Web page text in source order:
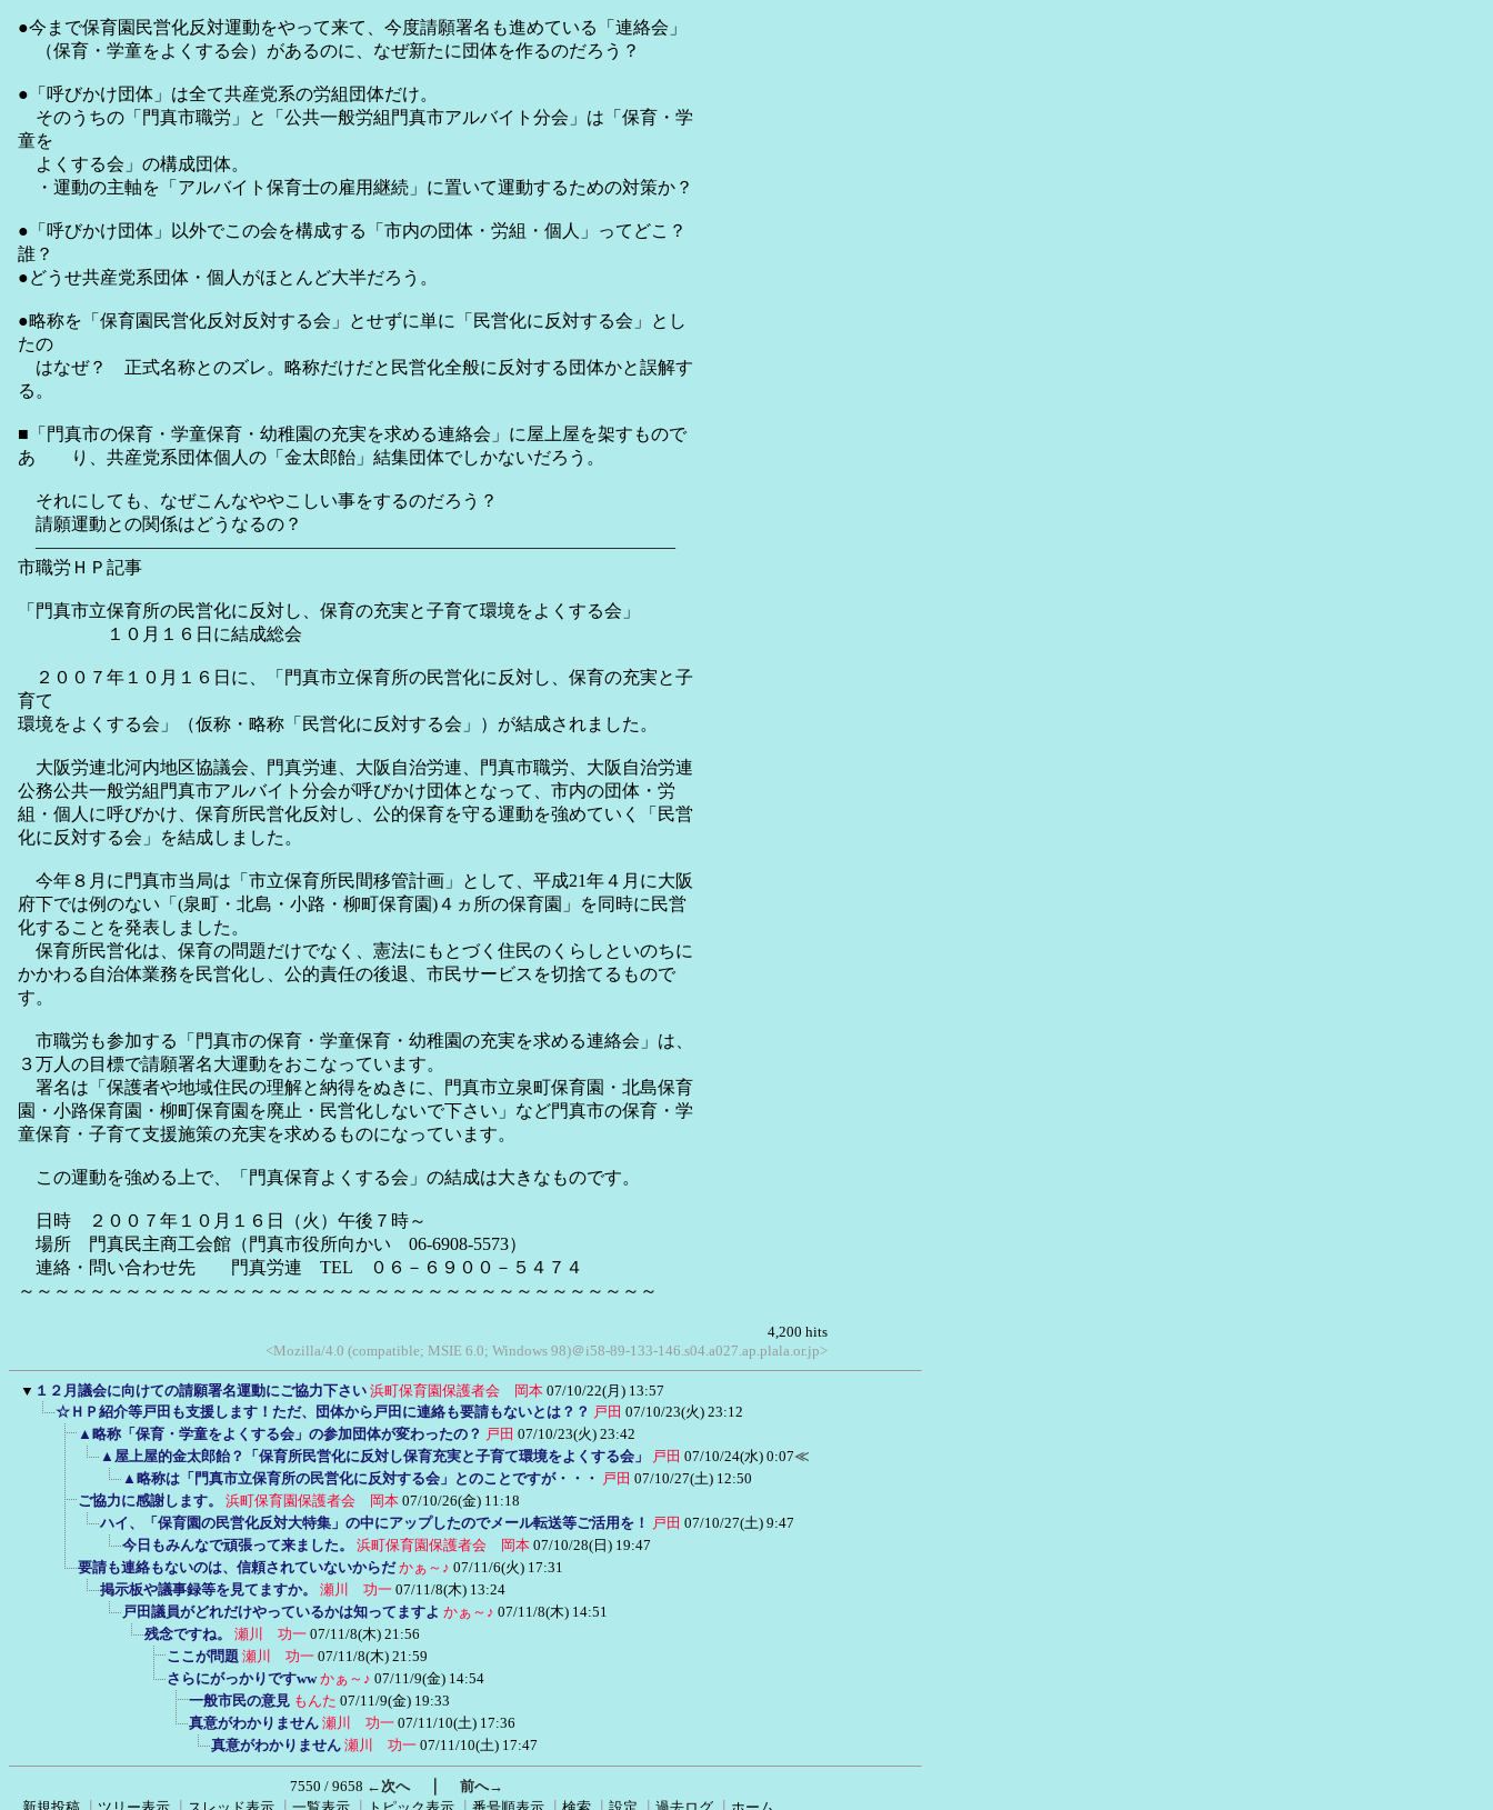
●今まで保育園民営化反対運動をやって来て、今度請願署名も進めている「連絡会」
（保育・学童をよくする会）があるのに、なぜ新たに団体を作るのだろう？
●「呼びかけ団体」は全て共産党系の労組団体だけ。
そのうちの「門真市職労」と「公共一般労組門真市アルバイト分会」は「保育・学
童を
よくする会」の構成団体。
・運動の主軸を「アルバイト保育士の雇用継続」に置いて運動するための対策か？
●「呼びかけ団体」以外でこの会を構成する「市内の団体・労組・個人」ってどこ？
誰？
●どうせ共産党系団体・個人がほとんど大半だろう。
●略称を「保育園民営化反対反対する会」とせずに単に「民営化に反対する会」とし
たの
はなぜ？ 正式名称とのズレ。略称だけだと民営化全般に反対する団体かと誤解す
る。
■「門真市の保育・学童保育・幼稚園の充実を求める連絡会」に屋上屋を架すもので
あ り、共産党系団体個人の「金太郎飴」結集団体でしかないだろう。
それにしても、なぜこんなややこしい事をするのだろう？
請願運動との関係はどうなるの？
――――――――――――――――――――――――――――――――――――
市職労ＨＰ記事
「門真市立保育所の民営化に反対し、保育の充実と子育て環境をよくする会」
１０月１６日に結成総会
２００７年１０月１６日に、「門真市立保育所の民営化に反対し、保育の充実と子
育て
環境をよくする会」（仮称・略称「民営化に反対する会」）が結成されました。
大阪労連北河内地区協議会、門真労連、大阪自治労連、門真市職労、大阪自治労連
公務公共一般労組門真市アルバイト分会が呼びかけ団体となって、市内の団体・労
組・個人に呼びかけ、保育所民営化反対し、公的保育を守る運動を強めていく「民営
化に反対する会」を結成しました。
今年８月に門真市当局は「市立保育所民間移管計画」として、平成21年４月に大阪
府下では例のない「(泉町・北島・小路・柳町保育園)４ヵ所の保育園」を同時に民営
化することを発表しました。
保育所民営化は、保育の問題だけでなく、憲法にもとづく住民のくらしといのちに
かかわる自治体業務を民営化し、公的責任の後退、市民サービスを切捨てるもので
す。
市職労も参加する「門真市の保育・学童保育・幼稚園の充実を求める連絡会」は、
３万人の目標で請願署名大運動をおこなっています。
署名は「保護者や地域住民の理解と納得をぬきに、門真市立泉町保育園・北島保育
園・小路保育園・柳町保育園を廃止・民営化しないで下さい」など門真市の保育・学
童保育・子育て支援施策の充実を求めるものになっています。
この運動を強める上で、「門真保育よくする会」の結成は大きなものです。
日時 ２００７年１０月１６日（火）午後７時～
場所 門真民主商工会館（門真市役所向かい 06-6908-5573）
連絡・問い合わせ先 門真労連 TEL ０６－６９００－５４７４
～～～～～～～～～～～～～～～～～～～～～～～～～～～～～～～～～～～～
4,200 hits
<Mozilla/4.0 (compatible; MSIE 6.0; Windows 98)＠i58-89-133-146.s04.a027.ap.plala.or.jp>
▼ １２月議会に向けての請願署名運動にご協力下さい 浜町保育園保護者会 岡本 07/10/22(月) 13:57
☆ＨＰ紹介等戸田も支援します！ただ、団体から戸田に連絡も要請もないとは？？ 戸田 07/10/23(火) 23:12
▲略称「保育・学童をよくする会」の参加団体が変わったの？ 戸田 07/10/23(火) 23:42
▲屋上屋的金太郎飴？「保育所民営化に反対し保育充実と子育て環境をよくする会」
戸田 07/10/24(水) 0:07≪
▲略称は「門真市立保育所の民営化に反対する会」とのことですが・・・ 戸田 07/10/27(土) 12:50
ご協力に感謝します。
浜町保育園保護者会 岡本 07/10/26(金) 11:18
ハイ、「保育園の民営化反対大特集」の中にアップしたのでメール転送等ご活用を！
戸田 07/10/27(土) 9:47
今日もみんなで頑張って来ました。
浜町保育園保護者会 岡本 07/10/28(日) 19:47
要請も連絡もないのは、信頼されていないからだ かぁ～♪ 07/11/6(火) 17:31
掲示板や議事録等を見てますか。
瀬川 功一 07/11/8(木) 13:24
戸田議員がどれだけやっているかは知ってますよ かぁ～♪ 07/11/8(木) 14:51
残念ですね。
瀬川 功一 07/11/8(木) 21:56
ここが問題 瀬川 功一 07/11/8(木) 21:59
さらにがっかりですww かぁ～♪ 07/11/9(金) 14:54
一般市民の意見 もんた 07/11/9(金) 19:33
真意がわかりません 瀬川 功一 07/11/10(土) 17:36
真意がわかりません 瀬川 功一 07/11/10(土) 17:47
7550 / 9658 ←次へ｜ 前へ→